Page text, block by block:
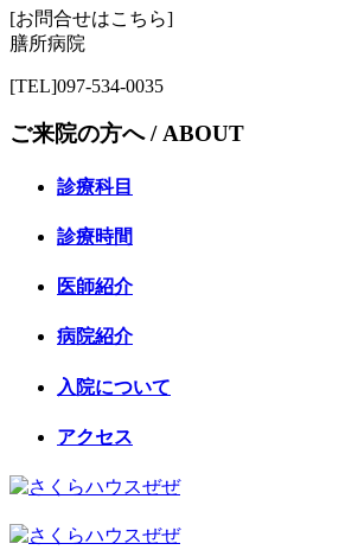
[お問合せはこちら]
膳所病院
[TEL]097-534-0035
ご来院の方へ /ABOUT
診療科目
診療時間
医師紹介
病院紹介
入院について
アクセス